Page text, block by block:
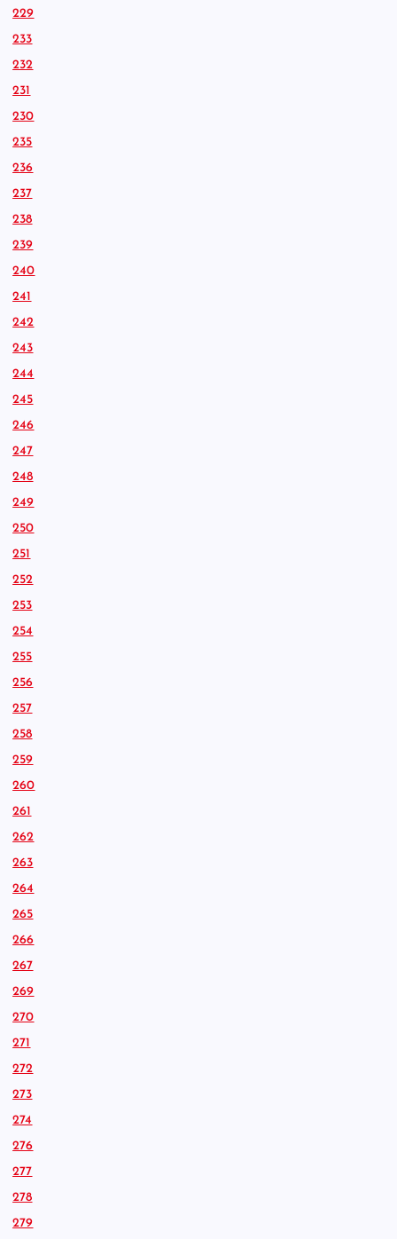
229
233
232
231
230
235
236
237
238
239
240
241
242
243
244
245
246
247
248
249
250
251
252
253
254
255
256
257
258
259
260
261
262
263
264
265
266
267
269
270
271
272
273
274
276
277
278
279